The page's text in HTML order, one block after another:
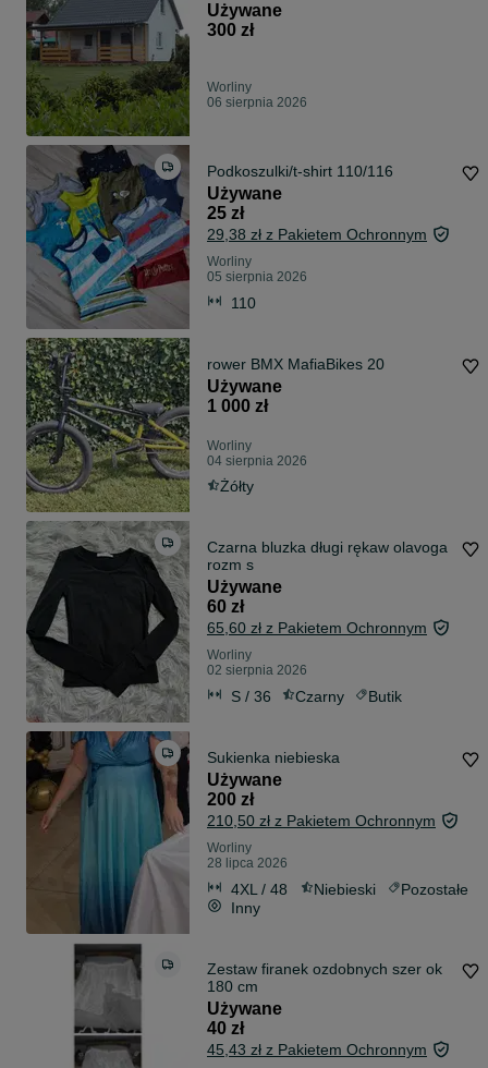
Używane
300 zł
Worliny
06 sierpnia 2026
Podkoszulki/t-shirt 110/116
Używane
25 zł
29,38 zł z Pakietem Ochronnym
Worliny
05 sierpnia 2026
110
rower BMX MafiaBikes 20
Używane
1 000 zł
Worliny
04 sierpnia 2026
Żółty
Czarna bluzka długi rękaw olavoga
rozm s
Używane
60 zł
65,60 zł z Pakietem Ochronnym
Worliny
02 sierpnia 2026
S / 36 Czarny Butik
Sukienka niebieska
Używane
200 zł
210,50 zł z Pakietem Ochronnym
Worliny
28 lipca 2026
4XL / 48 Niebieski
Pozostałe
Inny
Zestaw firanek ozdobnych szer ok
180 cm
Używane
40 zł
45,43 zł z Pakietem Ochronnym